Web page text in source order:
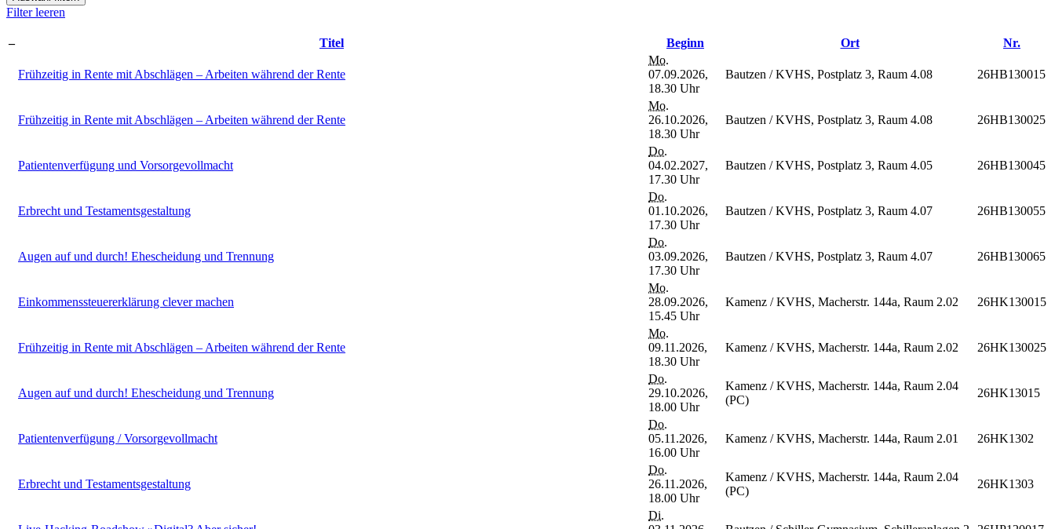
Filter leeren
– Titel Beginn Ort Nr.
Frühzeitig in Rente mit Abschlägen – Arbeiten während der Rente
Mo.
07.09.2026,
18.30 Uhr
Bautzen / KVHS, Postplatz 3, Raum 4.08 26HB130015
Frühzeitig in Rente mit Abschlägen – Arbeiten während der Rente
Mo.
26.10.2026,
18.30 Uhr
Bautzen / KVHS, Postplatz 3, Raum 4.08 26HB130025
Patientenverfügung und Vorsorgevollmacht
Do.
04.02.2027,
17.30 Uhr
Bautzen / KVHS, Postplatz 3, Raum 4.05 26HB130045
Erbrecht und Testamentsgestaltung
Do.
01.10.2026,
17.30 Uhr
Bautzen / KVHS, Postplatz 3, Raum 4.07 26HB130055
Augen auf und durch! Ehescheidung und Trennung
Do.
03.09.2026,
17.30 Uhr
Bautzen / KVHS, Postplatz 3, Raum 4.07 26HB130065
Einkommenssteuererklärung clever machen
Mo.
28.09.2026,
15.45 Uhr
Kamenz / KVHS, Macherstr. 144a, Raum 2.02 26HK130015
Frühzeitig in Rente mit Abschlägen – Arbeiten während der Rente
Mo.
09.11.2026,
18.30 Uhr
Kamenz / KVHS, Macherstr. 144a, Raum 2.02 26HK130025
Augen auf und durch! Ehescheidung und Trennung
Do.
29.10.2026,
18.00 Uhr
Kamenz / KVHS, Macherstr. 144a, Raum 2.04
(PC)
26HK13015
Patientenverfügung / Vorsorgevollmacht
Do.
05.11.2026,
16.00 Uhr
Kamenz / KVHS, Macherstr. 144a, Raum 2.01 26HK1302
Erbrecht und Testamentsgestaltung
Do.
26.11.2026,
18.00 Uhr
Kamenz / KVHS, Macherstr. 144a, Raum 2.04
(PC)
26HK1303
Di.